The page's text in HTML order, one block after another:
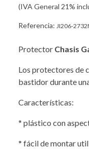
(IVA General 21%
Referencia: JI206-
Protector Chasis
Los protectores de
bastidor durante
Características:
* plástico con
* fácil de montar